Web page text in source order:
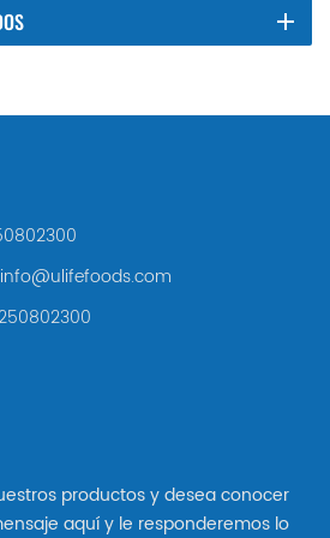
info@ulifefoods.com
productos y desea conocer
aquí y le responderemos lo